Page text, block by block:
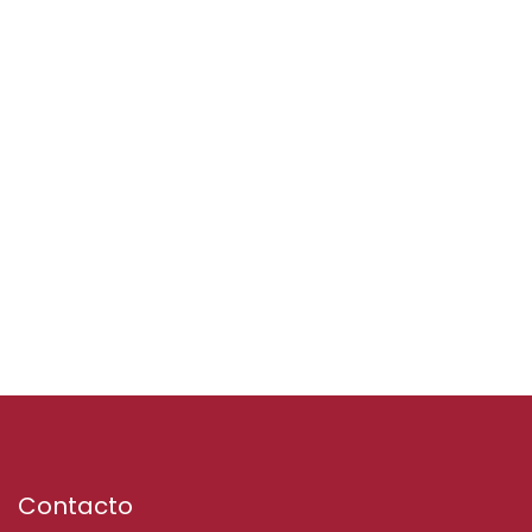
Contacto